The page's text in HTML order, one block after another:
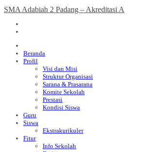
SMA Adabiah 2 Padang – Akreditasi A
Beranda
Profil
Visi dan Misi
Struktur Organisasi
Sarana & Prasarana
Komite Sekolah
Prestasi
Kondisi Siswa
Guru
Siswa
Ekstrakurikuler
Fitur
Info Sekolah